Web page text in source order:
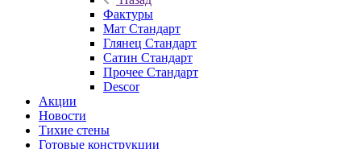
Фактуры
Мат Стандарт
Глянец Стандарт
Сатин Стандарт
Прочее Стандарт
Descor
Акции
Новости
Тихие стены
Готовые конструкции